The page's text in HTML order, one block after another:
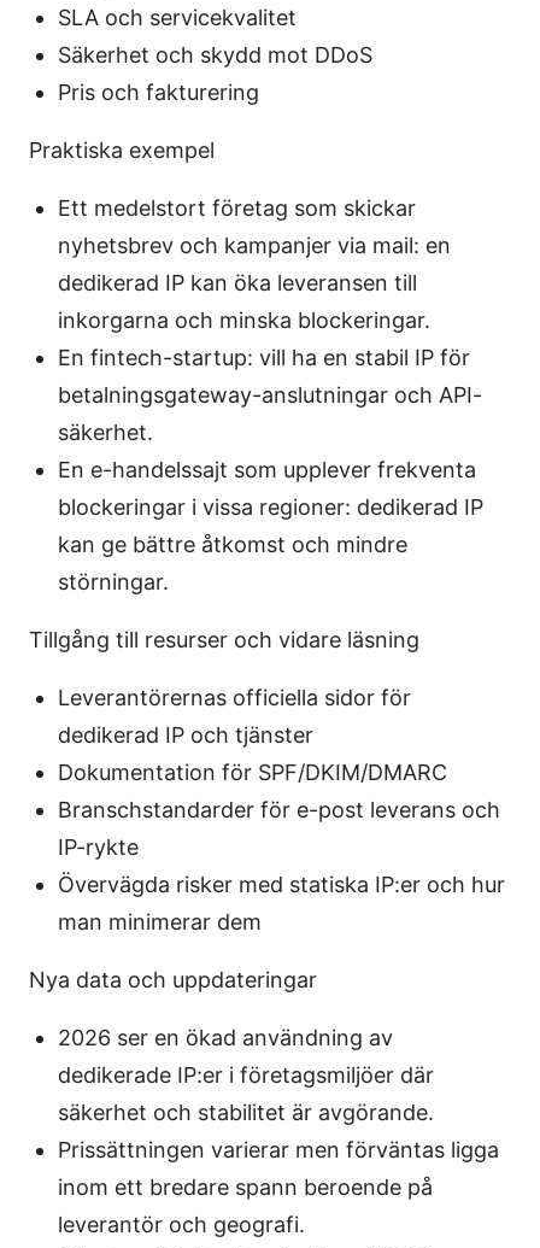
SLA och servicekvalitet
Säkerhet och skydd mot DDoS
Pris och fakturering
Praktiska exempel
Ett medelstort företag som skickar
nyhetsbrev och kampanjer via mail: en
dedikerad IP kan öka leveransen till
inkorgarna och minska blockeringar.
En fintech-startup: vill ha en stabil IP för
betalningsgateway-anslutningar och API-
säkerhet.
En e-handelssajt som upplever frekventa
blockeringar i vissa regioner: dedikerad IP
kan ge bättre åtkomst och mindre
störningar.
Tillgång till resurser och vidare läsning
Leverantörernas officiella sidor för
dedikerad IP och tjänster
Dokumentation för SPF/DKIM/DMARC
Branschstandarder för e-post leverans och
IP-rykte
Övervägda risker med statiska IP:er och hur
man minimerar dem
Nya data och uppdateringar
2026 ser en ökad användning av
dedikerade IP:er i företagsmiljöer där
säkerhet och stabilitet är avgörande.
Prissättningen varierar men förväntas ligga
inom ett bredare spann beroende på
leverantör och geografi.